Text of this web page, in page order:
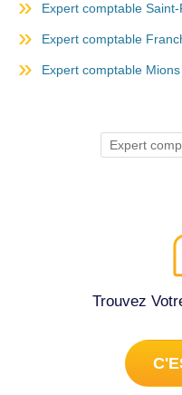
Expert comptable
Expert comptable
Expert comptable Mions
Expert
Trouvez